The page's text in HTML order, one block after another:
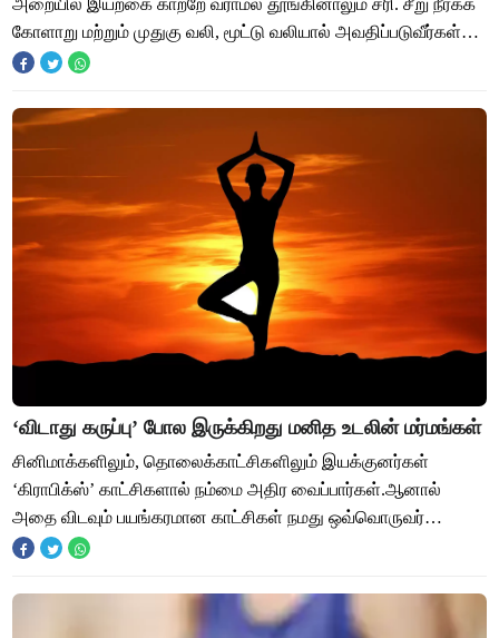
அறையில் இயற்கை காற்றே வராமல் தூங்கினாலும் சரி. சீறு நீரகக்
கோளாறு மற்றும் முதுகு வலி, மூட்டு வலியால் அவதிப்படுவீர்கள்
என்று எச்சரிக்கிறது ஆய்வறிக்க
‘விடாது கருப்பு’ போல இருக்கிறது மனித உடலின் மர்மங்கள்
சினிமாக்களிலும், தொலைக்காட்சிகளிலும் இயக்குனர்கள்
‘கிராபிக்ஸ்’ காட்சிகளால் நம்மை அதிர வைப்பார்கள்.ஆனால்
அதை விடவும் பயங்கரமான காட்சிகள் நமது ஒவ்வொருவர்
உடம்பிலுமே இருக்கிறது. இந்த மனித உடல் வெறும் எல